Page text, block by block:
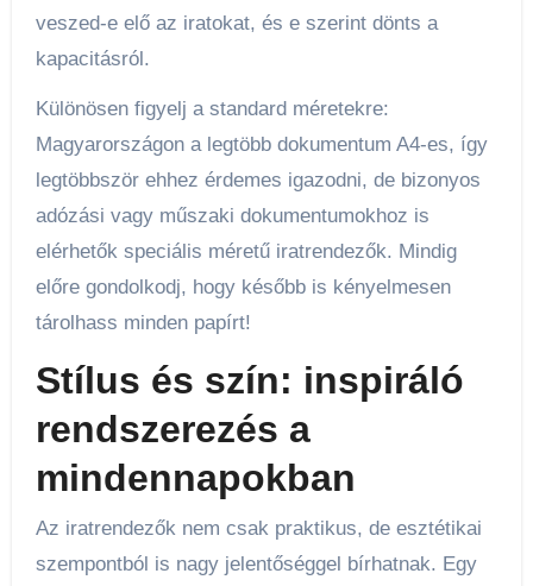
veszed-e elő az iratokat, és e szerint dönts a
kapacitásról.
Különösen figyelj a standard méretekre:
Magyarországon a legtöbb dokumentum A4-es, így
legtöbbször ehhez érdemes igazodni, de bizonyos
adózási vagy műszaki dokumentumokhoz is
elérhetők speciális méretű iratrendezők. Mindig
előre gondolkodj, hogy később is kényelmesen
tárolhass minden papírt!
Stílus és szín: inspiráló
rendszerezés a
mindennapokban
Az iratrendezők nem csak praktikus, de esztétikai
szempontból is nagy jelentőséggel bírhatnak. Egy